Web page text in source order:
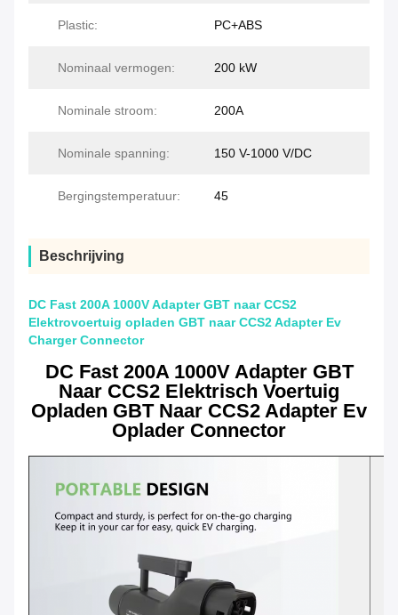
Plastic: PC+ABS
Nominaal vermogen: 200 kW
Nominale stroom: 200A
Nominale spanning: 150 V-1000 V/DC
Bergingstemperatuur: 45
Beschrijving
DC Fast 200A 1000V Adapter GBT naar CCS2
Elektrovoertuig opladen GBT naar CCS2 Adapter Ev
Charger Connector
DC Fast 200A 1000V Adapter GBT
Naar CCS2 Elektrisch Voertuig
Opladen GBT Naar CCS2 Adapter Ev
Oplader Connector